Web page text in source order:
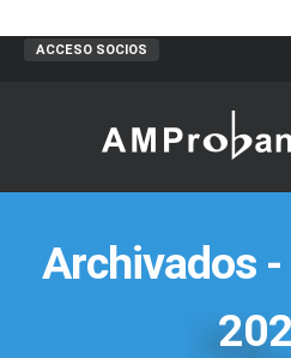
ACCESO SOCIOS
Archivados